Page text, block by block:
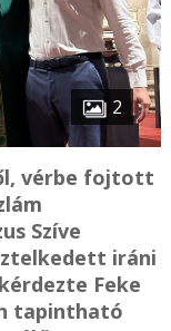
2
vérbe fojtott
Szíve
iráni
Feke
tapintható